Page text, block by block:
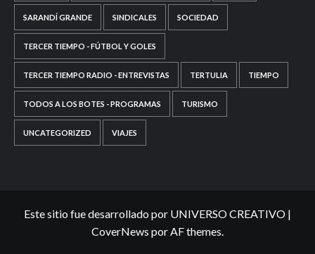
SARANDÍ GRANDE SINDICALES SOCIEDAD
TERCER TIEMPO - FÚTBOL Y GOLES
TERCER TIEMPO RADIO - ENTREVISTAS TERTULIA TIEMPO
TODOS A LOS BOTES - PROGRAMAS TURISMO
UNCATEGORIZED VIAJES
Este sitio fue desarrollado por UNIVERSO CREATIVO |
CoverNews por AF themes.